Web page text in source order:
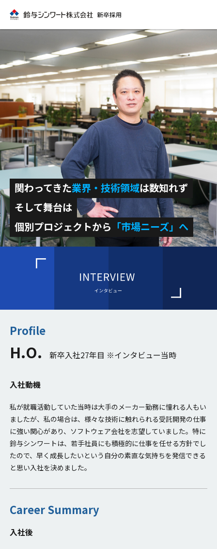
関わってきた業界・技術領域は数知れず
そして舞台は
個別プロジェクトから 「市場ニーズ」へ
Profile
H.O. 新卒入社27年目 ※インタビュー当時
入社動機
私が就職活動していた当時は大手のメーカー勤務に憧れる人もい
ましたが、私の場合は、様々な技術に触れられる受託開発の仕事
に強い関心があり、ソフトウェア会社を志望していました。特に
鈴与シンワートは、若手社員にも積極的に仕事を任せる方針でし
たので、早く成長したいという自分の素直な気持ちを発信できる
と思い入社を決めました。
Career Summary
入社後